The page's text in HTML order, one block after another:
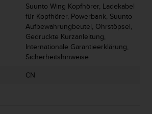
Suunto Wing Kopfhörer, Ladekabel
für Kopfhörer, Powerbank, Suunto
Aufbewahrungbeutel, Ohrstöpsel,
Gedruckte Kurzanleitung,
Internationale Garantieerklärung,
Sicherheitshinweise
CN